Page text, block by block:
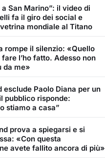
San Marino”: il video di
fa il giro dei social e
mondiale al Titano
rompe il silenzio: «Quello
l’ho fatto. Adesso non
da me»
esclude Paolo Diana per un
pubblico risponde:
stiamo a casa”
prova a spiegarsi e si
«Con questa
avete fallito ancora di più»